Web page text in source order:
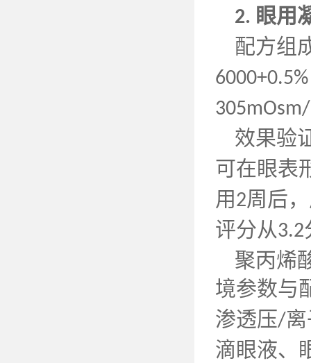
2. 眼用
配方组
效果验
可在眼表
用2周后
评分从3.2
聚丙烯
境参数与
渗透压/
滴眼液、